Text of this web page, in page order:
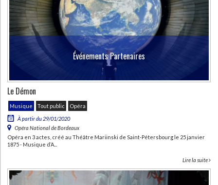
Événements Partenaires
Le Démon
Musique Tout public
Opéra
À partir du 29/01/2020
Opéra National de Bordeaux
Opéra en 3 actes, créé au Théâtre Mariinski de Saint-Pétersbourg le 25 janvier
1875 - Musique d’A...
Lire la suite